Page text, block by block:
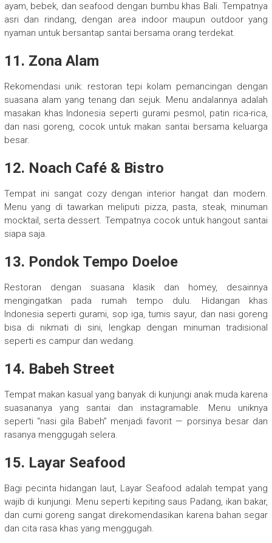
ayam, bebek, dan seafood dengan bumbu khas Bali. Tempatnya
asri dan rindang, dengan area indoor maupun outdoor yang
nyaman untuk bersantap santai bersama orang terdekat.
11. Zona Alam
Rekomendasi unik: restoran tepi kolam pemancingan dengan
suasana alam yang tenang dan sejuk. Menu andalannya adalah
masakan khas Indonesia seperti gurami pesmol, patin rica-rica,
dan nasi goreng, cocok untuk makan santai bersama keluarga
besar.
12. Noach Café & Bistro
Tempat ini sangat cozy dengan interior hangat dan modern.
Menu yang di tawarkan meliputi pizza, pasta, steak, minuman
mocktail, serta dessert. Tempatnya cocok untuk hangout santai
siapa saja.
13. Pondok Tempo Doeloe
Restoran dengan suasana klasik dan homey, desainnya
mengingatkan pada rumah tempo dulu. Hidangan khas
Indonesia seperti gurami, sop iga, tumis sayur, dan nasi goreng
bisa di nikmati di sini, lengkap dengan minuman tradisional
seperti es campur dan wedang.
14. Babeh Street
Tempat makan kasual yang banyak di kunjungi anak muda karena
suasananya yang santai dan instagramable. Menu uniknya
seperti “nasi gila Babeh” menjadi favorit — porsinya besar dan
rasanya menggugah selera.
15. Layar Seafood
Bagi pecinta hidangan laut, Layar Seafood adalah tempat yang
wajib di kunjungi. Menu seperti kepiting saus Padang, ikan bakar,
dan cumi goreng sangat direkomendasikan karena bahan segar
dan cita rasa khas yang menggugah.